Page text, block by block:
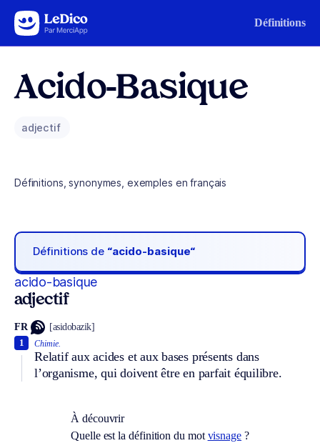
Aller au contenu Définitions
Acido-Basique
adjectif
Définitions, synonymes, exemples en français
Définitions de “acido-basique“
acido-basique
adjectif
FR [asidobazik]
Chimie.
Relatif aux acides et aux bases présents dans
l’organisme, qui doivent être en parfait équilibre.
1
À découvrir
Quelle est la définition du mot visnage ?